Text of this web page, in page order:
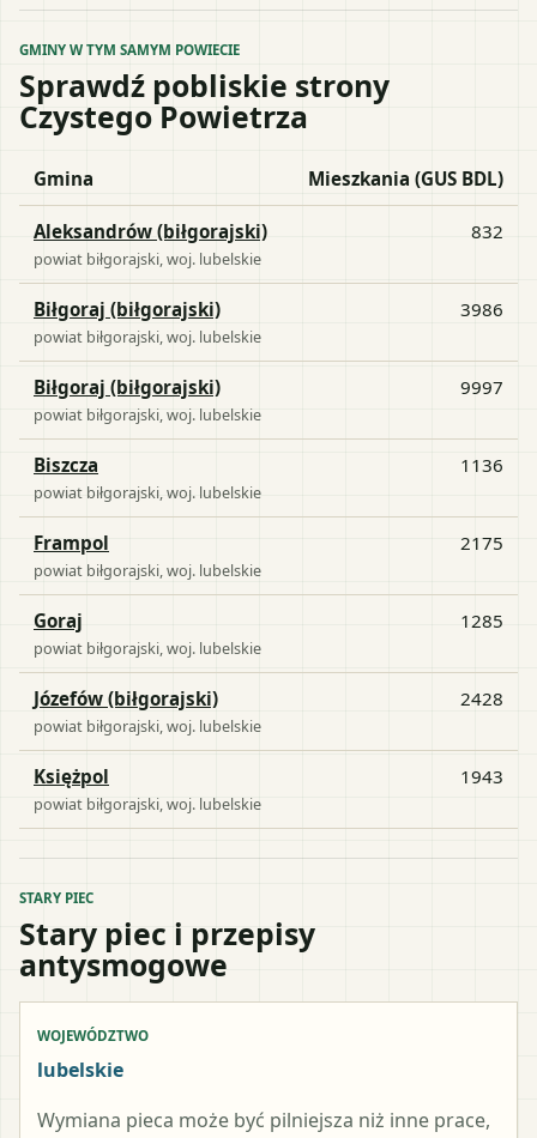
GMINY W TYM SAMYM POWIECIE
Sprawdź pobliskie strony
Czystego Powietrza
Gmina Mieszkania (GUS BDL)
Aleksandrów (biłgorajski)
powiat biłgorajski , woj. lubelskie
832
Biłgoraj (biłgorajski)
powiat biłgorajski , woj. lubelskie
3986
Biłgoraj (biłgorajski)
powiat biłgorajski , woj. lubelskie
9997
Biszcza
powiat biłgorajski , woj. lubelskie
1136
Frampol
powiat biłgorajski , woj. lubelskie
2175
Goraj
powiat biłgorajski , woj. lubelskie
1285
Józefów (biłgorajski)
powiat biłgorajski , woj. lubelskie
2428
Księżpol
powiat biłgorajski , woj. lubelskie
1943
STARY PIEC
Stary piec i przepisy
antysmogowe
WOJEWÓDZTWO
lubelskie
Wymiana pieca może być pilniejsza niż inne prace,